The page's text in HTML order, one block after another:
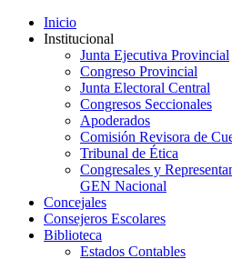
Inicio
Institucional
Junta Ejecutiva Provincial
Congreso Provincial
Junta Electoral Central
Congresos Seccionales
Apoderados
Comisión Revisora de
Tribunal de Ética
Congresales y
GEN Nacional
Concejales
Consejeros Escolares
Biblioteca
Estados Contables